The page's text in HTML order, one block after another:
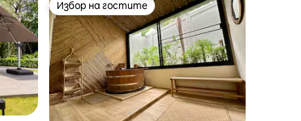
Избор на гостите
Избор на гостите